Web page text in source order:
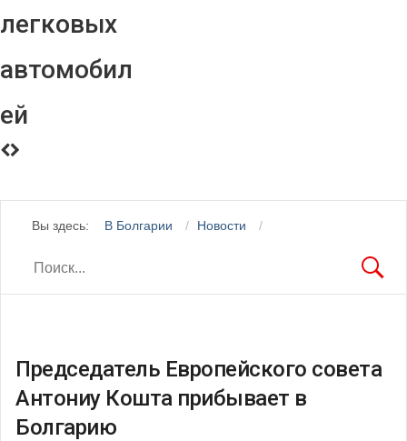
легковых
автомобил
ей
Вы здесь: В Болгарии Новости
Председатель Европейского совета
Антониу Кошта прибывает в
Болгарию